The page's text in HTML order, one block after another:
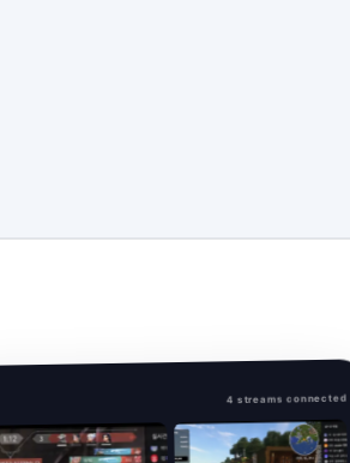
4 streams connected